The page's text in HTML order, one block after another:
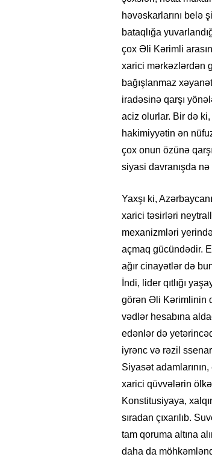
həvəskarlarını belə
bataqlığa
çox Əli Kərimli
xarici mərkəzlərdən
bağışlanmaz
iradəsinə qarşı
aciz olurlar. Bir də
hakimiyyətin ən
çox onun özünə
siyasi davranışda
Yaxşı ki,
xarici təsirləri
mexanizmləri
açmaq gücündədir.
ağır cinayətlər də
İndi, lider qıtlığı
görən Əli Kərimlinin
vədlər hesabına
edənlər də
iyrənc və rəzil
Siyasət
xarici qüvvələrin
Konstitusiyaya,
sıradan çıxarılıb.
tam qoruma altına
daha da